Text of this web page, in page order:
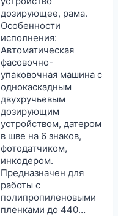
дозирующее, рама.
Особенности
исполнения:
Автоматическая
фасовочно-
упаковочная машина с
однокаскадным
двухручьевым
дозирующим
устройством, датером
в шве на 6 знаков,
фотодатчиком,
инкодером.
Предназначен для
работы с
полипропиленовыми
пленками до 440…